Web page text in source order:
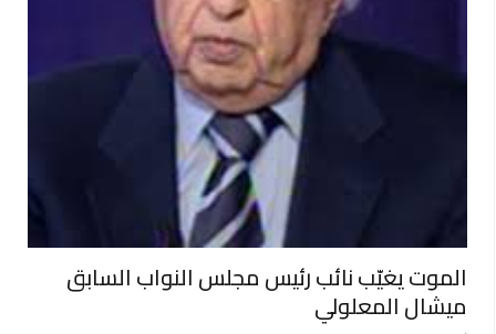
الموت يغيّب نائب رئيس مجلس النواب السابق
ميشال المعلولي